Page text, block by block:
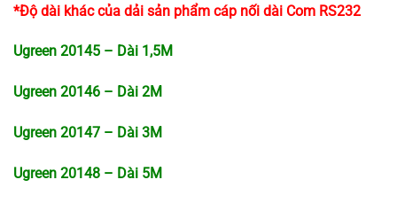
*Độ dài khác của dải sản phẩm cáp nối dài Com RS232
Ugreen 20145 – Dài 1,5M
Ugreen 20146 – Dài 2M
Ugreen 20147 – Dài 3M
Ugreen 20148 – Dài 5M